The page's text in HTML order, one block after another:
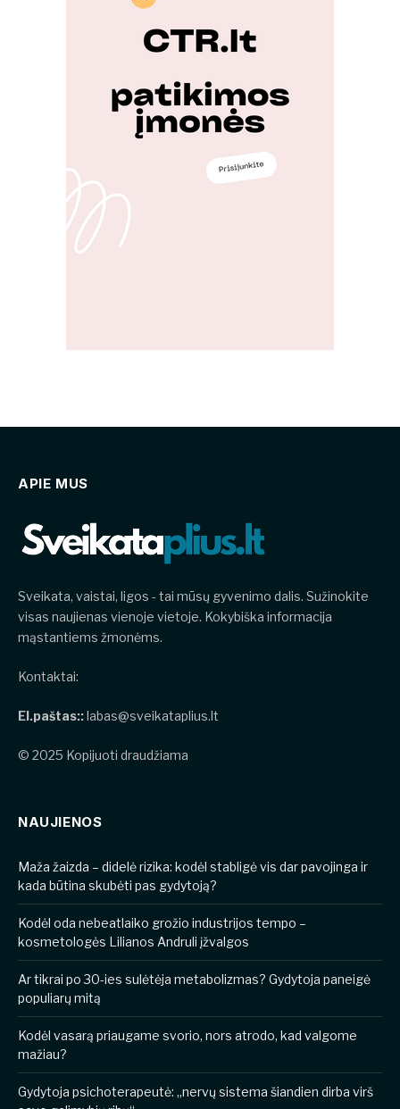
APIE MUS
Sveikata, vaistai, ligos - tai mūsų gyvenimo dalis. Sužinokite
visas naujienas vienoje vietoje. Kokybiška informacija
mąstantiems žmonėms.
Kontaktai:
El.paštas::labas@sveikataplius.lt
© 2025 Kopijuoti draudžiama
NAUJIENOS
​​Maža žaizda – didelė rizika: kodėl stabligė vis dar pavojinga ir
kada būtina skubėti pas gydytoją?
Kodėl oda nebeatlaiko grožio industrijos tempo –
kosmetologės Lilianos Andruli įžvalgos
Ar tikrai po 30-ies sulėtėja metabolizmas? Gydytoja paneigė
populiarų mitą
Kodėl vasarą priaugame svorio, nors atrodo, kad valgome
mažiau?
Gydytoja psichoterapeutė: „nervų sistema šiandien dirba virš